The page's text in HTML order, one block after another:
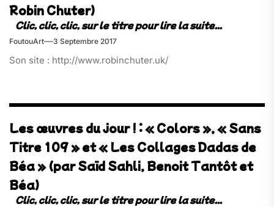
Robin Chuter)
FoutouArt 3 Septembre 2017
Son site : http://www.robinchuter.uk/
Les œuvres du jour ! : « Colors », « Sans
Titre 109 » et « Les Collages Dadas de
Béa » (par Saïd Sahli, Benoit Tantôt et
Béa)